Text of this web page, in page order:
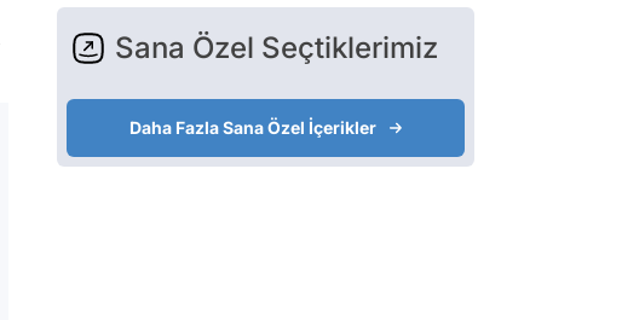
Sana Özel Seçtiklerimiz
Daha Fazla Sana Özel İçerikler